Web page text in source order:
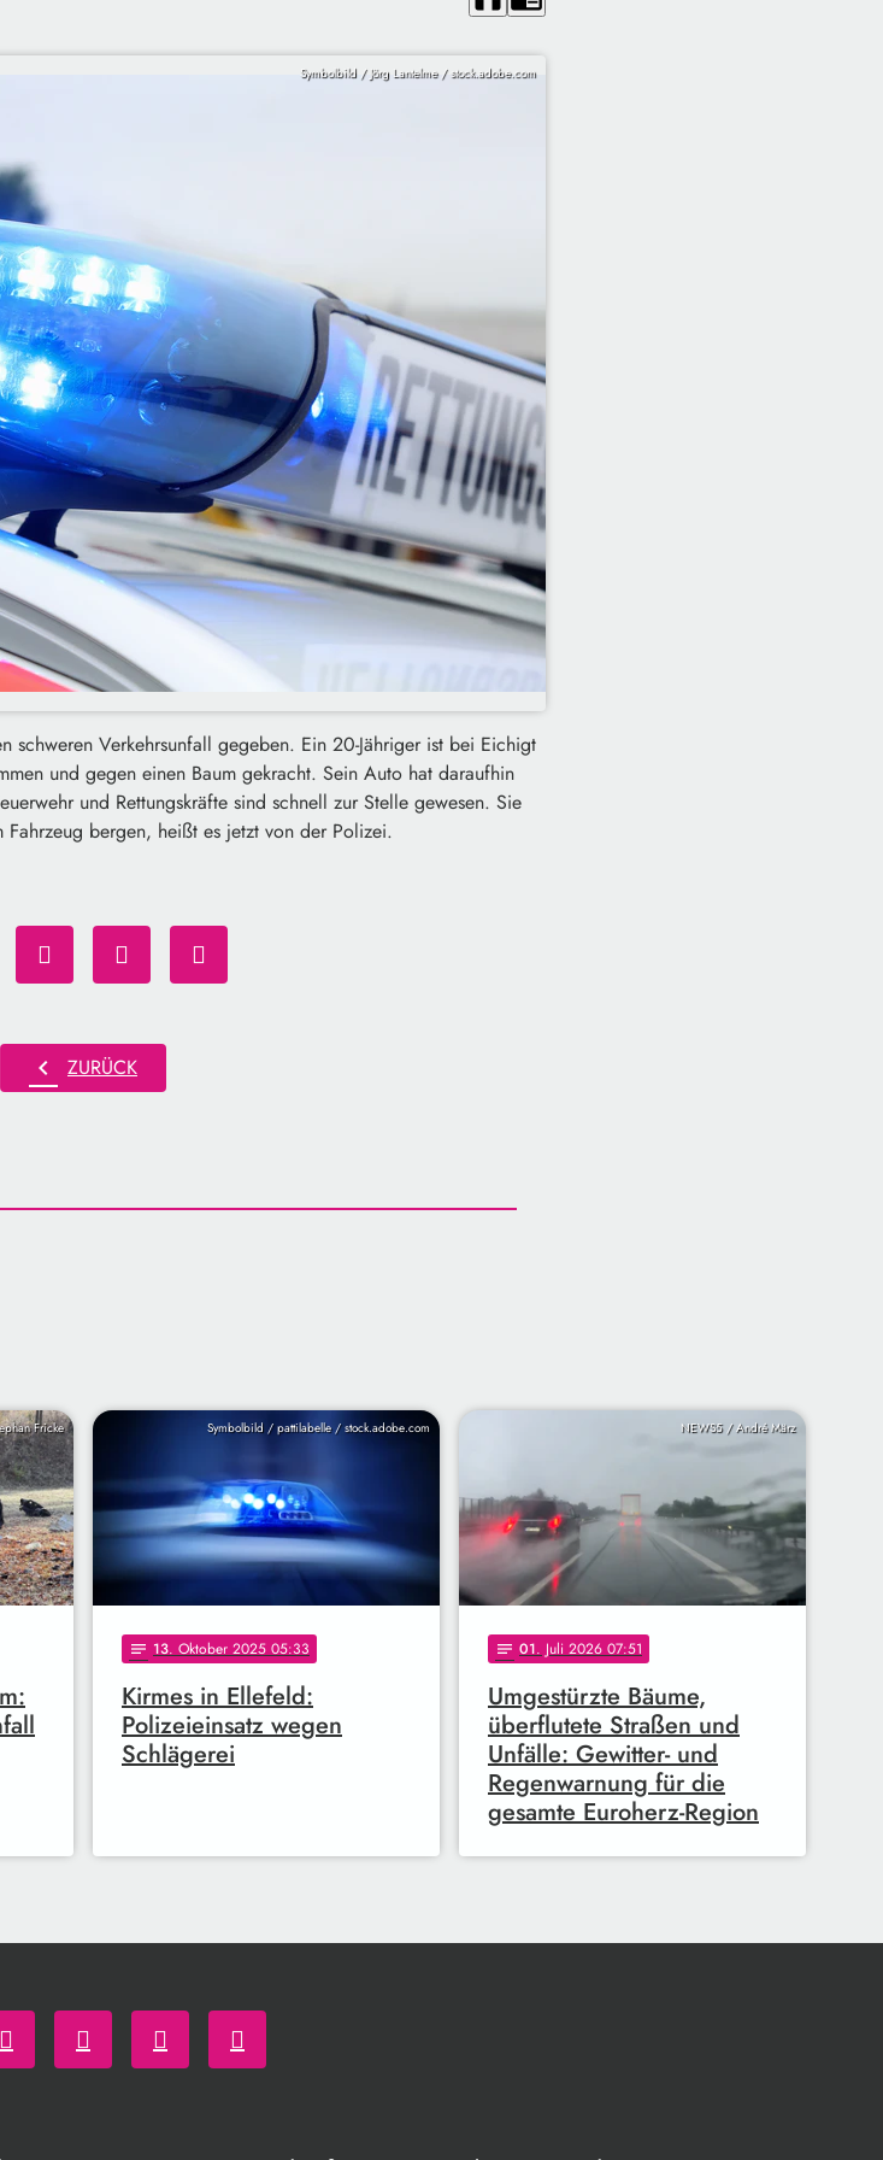
Symbolbild / Jörg Lantelme / stock.adobe.com
schweren Verkehrsunfall gegeben. Ein 20-Jähriger ist bei Eichigt
und gegen einen Baum gekracht. Sein Auto hat daraufhin
und Rettungskräfte sind schnell zur Stelle gewesen. Sie
bergen, heißt es jetzt von der Polizei.
chevron_left ZURÜCK
Fricke Symbolbild / pattilabelle / stock.adobe.com
notes 13. Oktober 2025 05:33
Kirmes in Ellefeld:
Polizeieinsatz wegen
Schlägerei
NEWS5 / André März
notes 01. Juli 2026 07:51
Umgestürzte Bäume,
überflutete Straßen und
Unfälle: Gewitter- und
Regenwarnung für die
gesamte Euroherz-Region